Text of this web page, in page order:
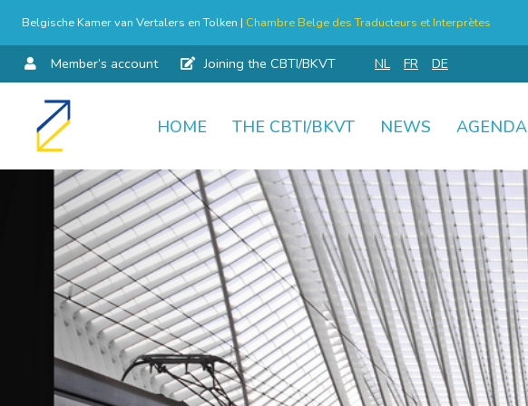
Belgische Kamer van Vertalers en Tolken | Chambre Belge des Traducteurs et Interprètes
Member’s account Joining the CBTI/BKVT NL FR DE
Skip
content
HOME THE CBTI/BKVT NEWS AGENDA